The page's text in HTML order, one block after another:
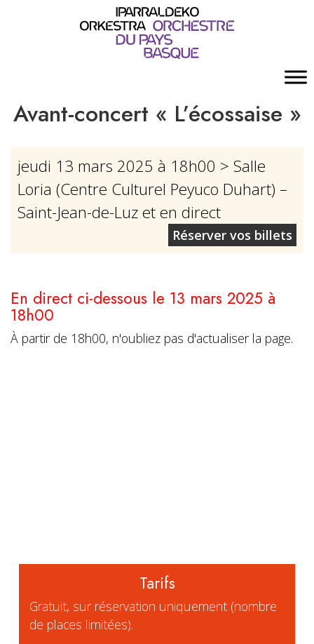
Avant-concert « L’écossaise »
jeudi 13 mars 2025 à 18h00 > Salle
Loria (Centre Culturel Peyuco Duhart) –
Saint-Jean-de-Luz et en direct
Réserver vos billets
En direct ci-dessous le 13 mars 2025 à
18h00
À partir de 18h00, n'oubliez pas d'actualiser la page.
Tarifs
Gratuit, sur réservation uniquement (nombre
de places limitées).